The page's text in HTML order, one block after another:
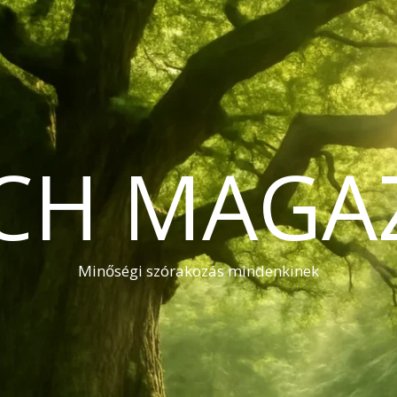
Minőségi szórakozás mindenkinek